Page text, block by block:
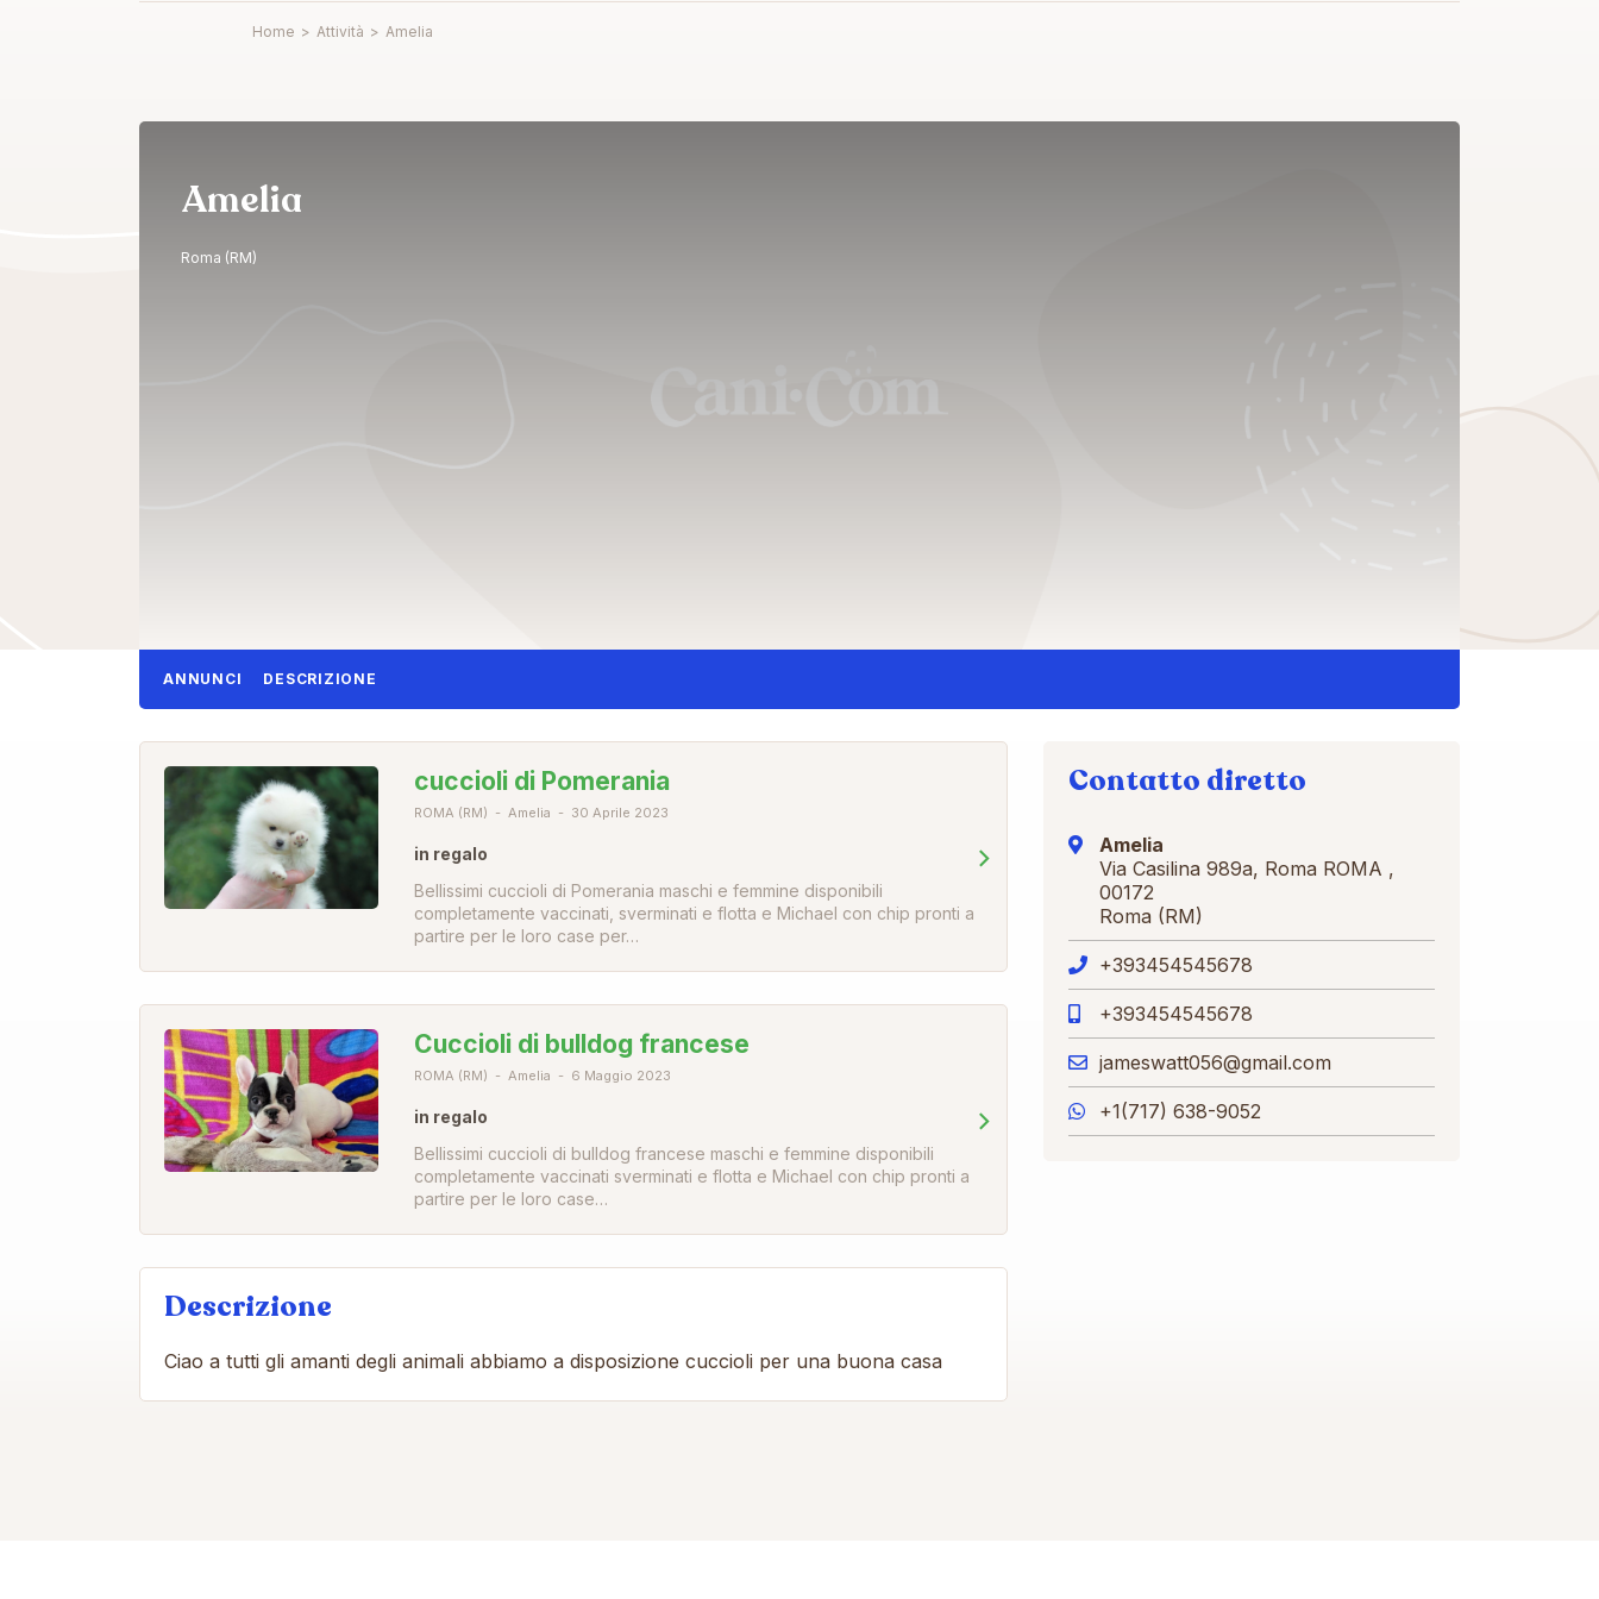
Home > Attività > Amelia
Amelia
Roma (RM)
ANNUNCI DESCRIZIONE
cuccioli di Pomerania
ROMA (RM) Amelia 30 Aprile 2023
in regalo
Bellissimi cuccioli di Pomerania maschi e femmine disponibili
completamente vaccinati, sverminati e flotta e Michael con chip pronti a
partire per le loro case per…
Cuccioli di bulldog francese
ROMA (RM) Amelia 6 Maggio 2023
in regalo
Bellissimi cuccioli di bulldog francese maschi e femmine disponibili
completamente vaccinati sverminati e flotta e Michael con chip pronti a
partire per le loro case…
Descrizione
Ciao a tutti gli amanti degli animali abbiamo a disposizione cuccioli per una buona casa
Contatto diretto
Amelia
Via Casilina 989a, Roma ROMA ,
00172
Roma (RM)
+393454545678
+393454545678
jameswatt056@gmail.com
+1(717) 638-9052